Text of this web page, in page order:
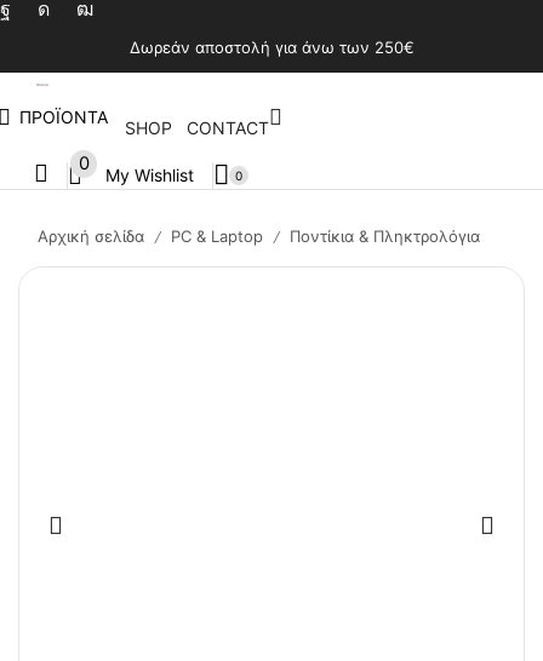
Δωρεάν αποστολή για άνω των 250€
ΠΡΟΪΟΝΤΑ
SHOP CONTACT
0
My Wishlist 0
Αρχική σελίδα / PC & Laptop / Ποντίκια & Πληκτρολόγια